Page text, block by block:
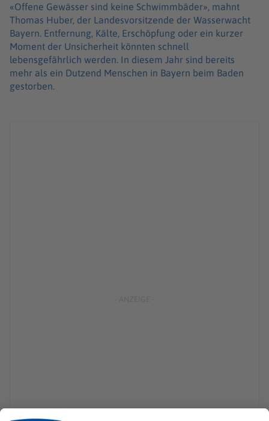
«Offene Gewässer sind keine Schwimmbäder», mahnt
Thomas Huber, der Landesvorsitzende der Wasserwacht
Bayern. Entfernung, Kälte, Erschöpfung oder ein kurzer
Moment der Unsicherheit könnten schnell
lebensgefährlich werden. In diesem Jahr sind bereits
mehr als ein Dutzend Menschen in Bayern beim Baden
gestorben.